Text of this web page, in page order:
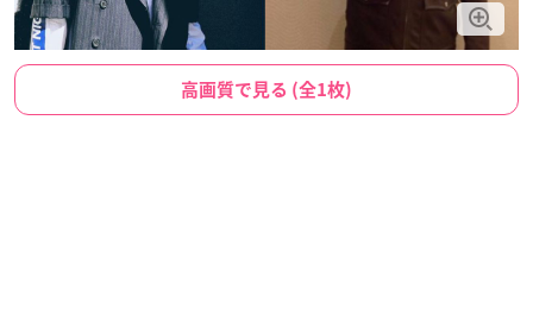
高画質で見る (全1枚)